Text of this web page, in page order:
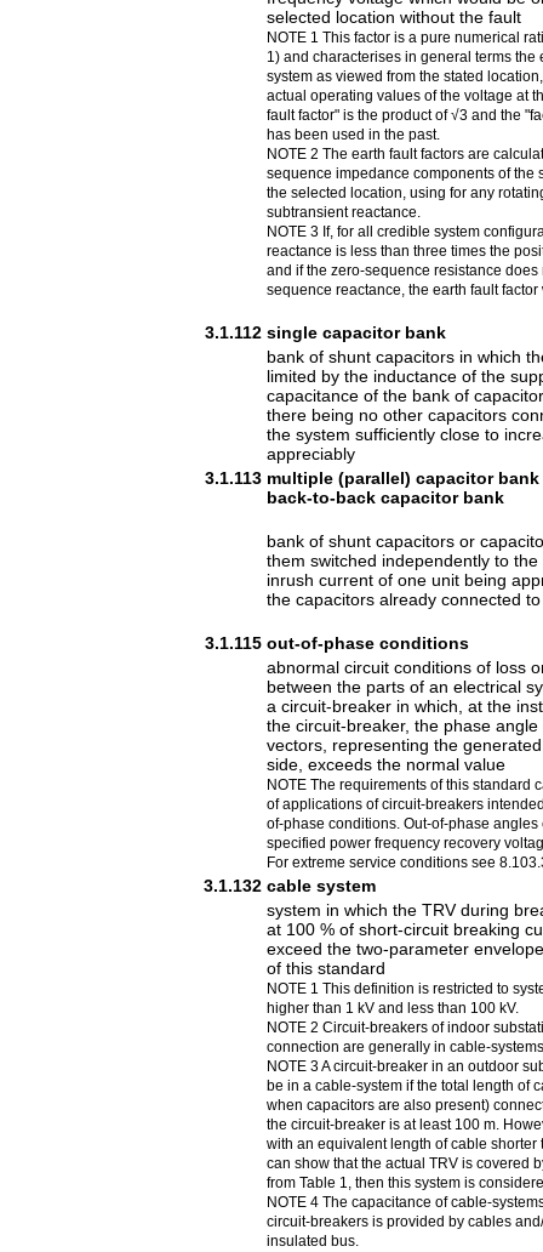
selected location without the fault
NOTE 1 This factor is a pure numerical
1) and characterises in general terms the
system as viewed from the stated
actual operating values of the voltage at
fault factor" is the product of √3 and the
has been used in the past.
NOTE 2 The earth fault factors are
sequence impedance components of the
the selected location, using for any
subtransient reactance.
NOTE 3 If, for all credible system
reactance is less than three times the
and if the zero-sequence resistance
sequence reactance, the earth fault
3.1.112 single capacitor bank
bank of shunt capacitors in which
limited by the inductance of the
capacitance of the bank of
there being no other capacitors
the system sufficiently close to
appreciably
3.1.113 multiple (parallel) capacitor bank
back-to-back capacitor bank
bank of shunt capacitors or
them switched independently to
inrush current of one unit being
the capacitors already connected
3.1.115 out-of-phase conditions
abnormal circuit conditions of loss
between the parts of an electrical
a circuit-breaker in which, at the
the circuit-breaker, the phase
vectors, representing the
side, exceeds the normal value
NOTE The requirements of this standard
of applications of circuit-breakers
of-phase conditions. Out-of-phase
specified power frequency recovery
For extreme service conditions see
3.1.132 cable system
system in which the TRV during
at 100 % of short-circuit breaking
exceed the two-parameter
of this standard
NOTE 1 This definition is restricted to
higher than 1 kV and less than 100 kV.
NOTE 2 Circuit-breakers of indoor
connection are generally in cable-
NOTE 3 A circuit-breaker in an outdoor
be in a cable-system if the total length of
when capacitors are also present)
the circuit-breaker is at least 100 m.
with an equivalent length of cable shorter
can show that the actual TRV is covered
from Table 1, then this system is
NOTE 4 The capacitance of cable-
circuit-breakers is provided by cables
insulated bus.